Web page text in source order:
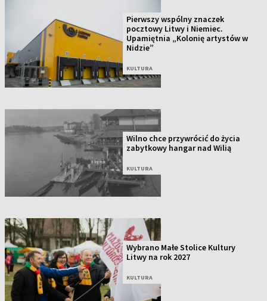
Pierwszy wspólny znaczek
pocztowy Litwy i Niemiec.
Upamiętnia „Kolonię artystów w
Nidzie”
KULTURA
Wilno chce przywrócić do życia
zabytkowy hangar nad Wilią
KULTURA
Wybrano Małe Stolice Kultury
Litwy na rok 2027
KULTURA